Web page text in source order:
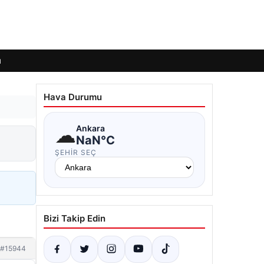
#15944
Hava Durumu
☁Ankara
NaN°C
ŞEHIR SEÇ
Bizi Takip Edin